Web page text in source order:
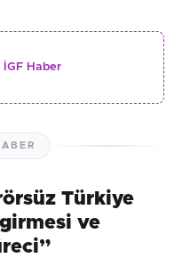
İGF Haber
Türkiye
ve